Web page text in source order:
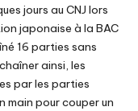
jours au CNJ lors
japonaise à la BAC
16 parties sans
ainsi, les
par les parties
main pour couper un